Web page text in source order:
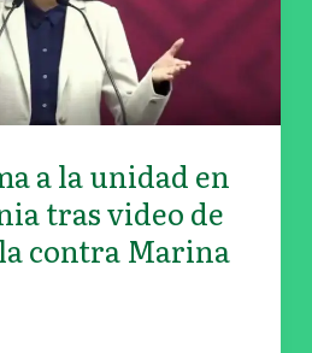
a la unidad en
tras video de
contra Marina